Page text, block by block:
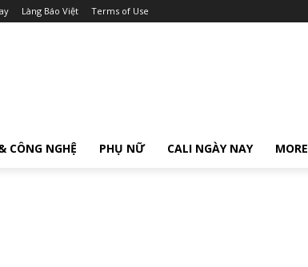
Làng Báo Việt Terms of Use
CÔNG NGHỆ PHỤ NỮ CALI NGÀY NAY MORE